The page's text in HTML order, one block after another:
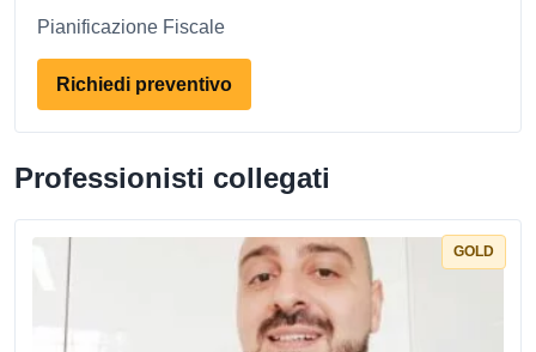
Pianificazione Fiscale
Richiedi preventivo
Professionisti collegati
GOLD